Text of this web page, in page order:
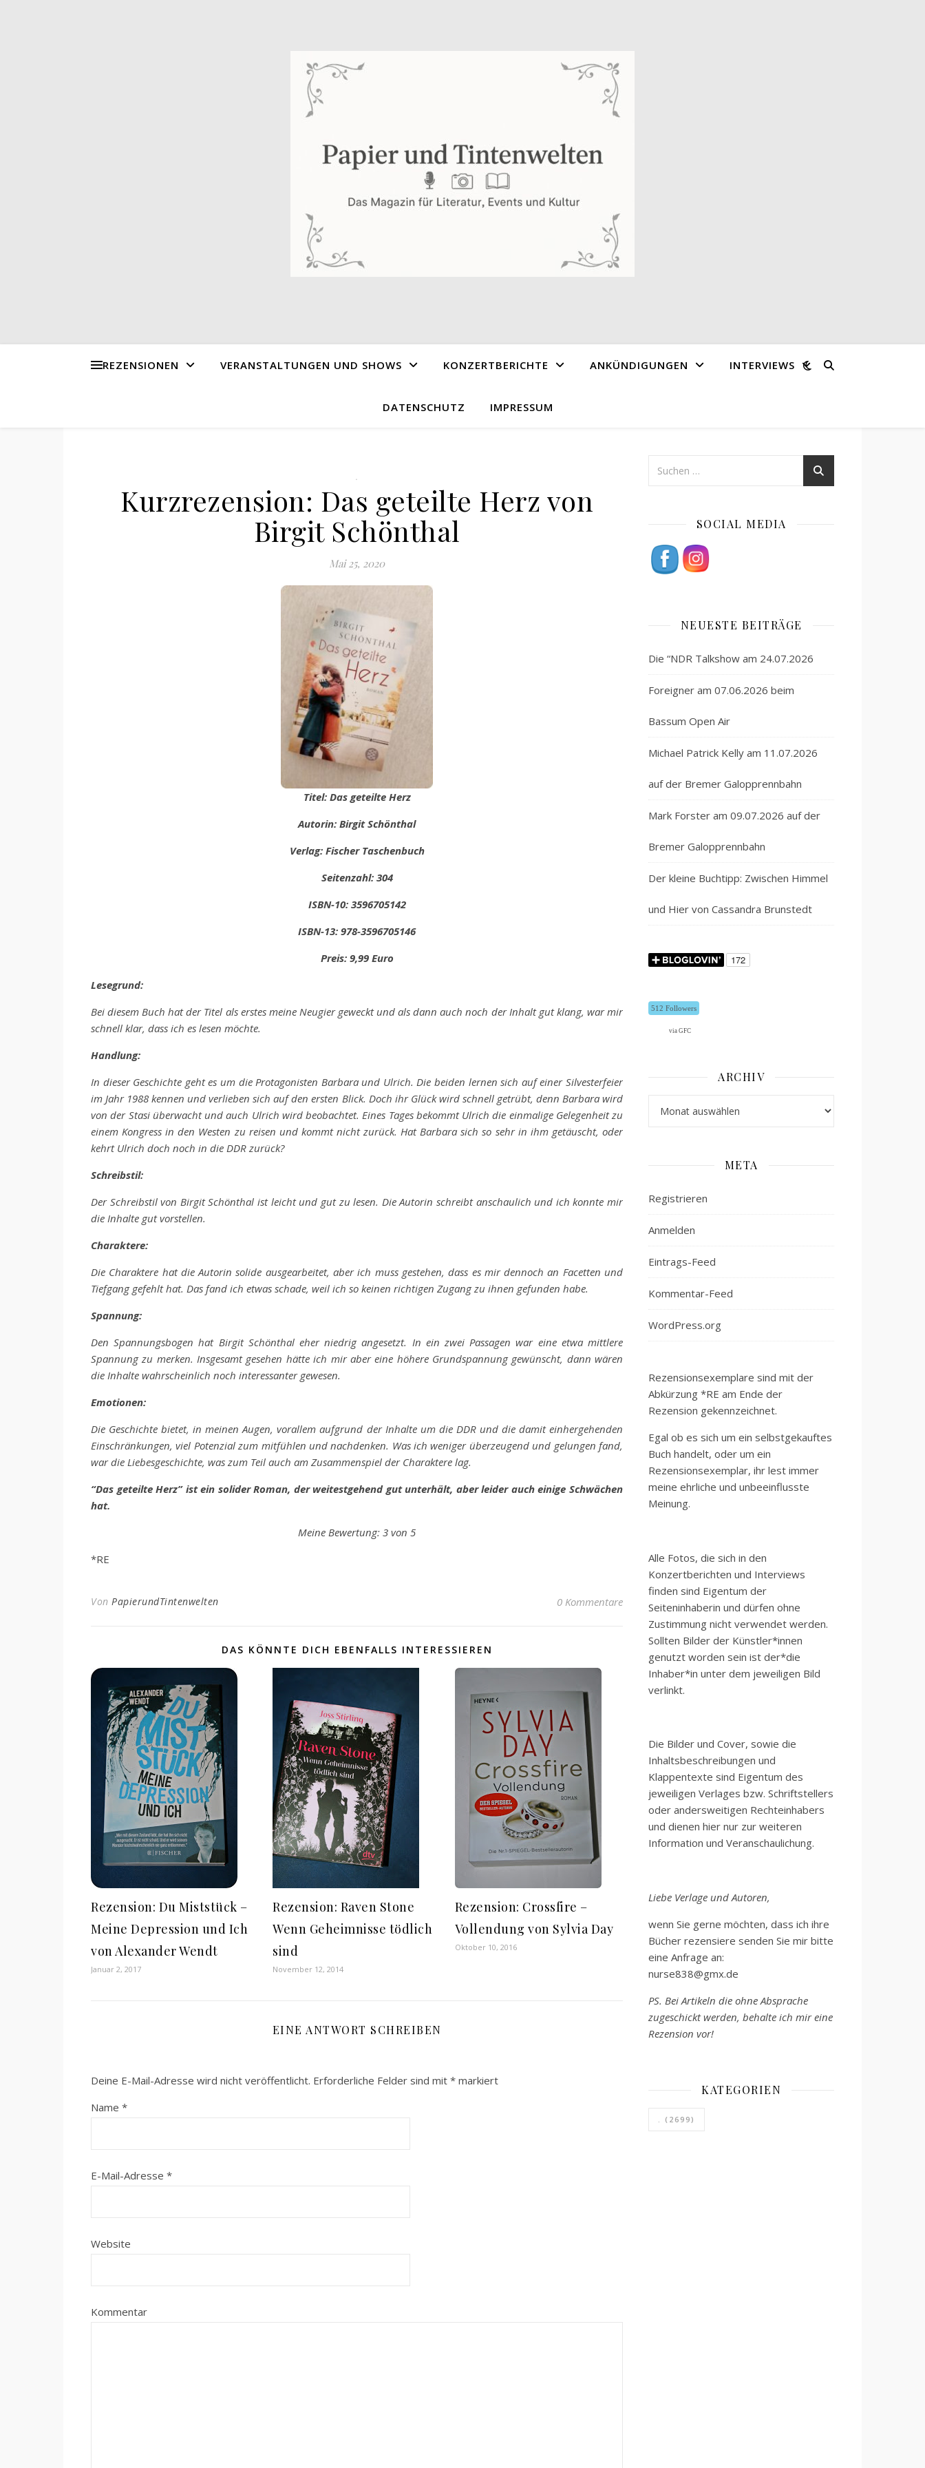
REZENSIONEN VERANSTALTUNGEN UND SHOWS KONZERTBERICHTE ANKÜNDIGUNGEN INTERVIEWS
DATENSCHUTZ IMPRESSUM
.
Kurzrezension: Das geteilte Herz von
Birgit Schönthal
Mai 25, 2020
Titel: Das geteilte Herz
Autorin: Birgit Schönthal
Verlag: Fischer Taschenbuch
Seitenzahl: 304
ISBN-10: 3596705142
ISBN-13: 978-3596705146
Preis: 9,99 Euro
Lesegrund:
Bei diesem Buch hat der Titel als erstes meine Neugier geweckt und als dann auch noch der Inhalt gut klang, war mir
schnell klar, dass ich es lesen möchte.
Handlung:
In dieser Geschichte geht es um die Protagonisten Barbara und Ulrich. Die beiden lernen sich auf einer Silvesterfeier
im Jahr 1988 kennen und verlieben sich auf den ersten Blick. Doch ihr Glück wird schnell getrübt, denn Barbara wird
von der Stasi überwacht und auch Ulrich wird beobachtet. Eines Tages bekommt Ulrich die einmalige Gelegenheit zu
einem Kongress in den Westen zu reisen und kommt nicht zurück. Hat Barbara sich so sehr in ihm getäuscht, oder
kehrt Ulrich doch noch in die DDR zurück?
Schreibstil:
Der Schreibstil von Birgit Schönthal ist leicht und gut zu lesen. Die Autorin schreibt anschaulich und ich konnte mir
die Inhalte gut vorstellen.
Charaktere:
Die Charaktere hat die Autorin solide ausgearbeitet, aber ich muss gestehen, dass es mir dennoch an Facetten und
Tiefgang gefehlt hat. Das fand ich etwas schade, weil ich so keinen richtigen Zugang zu ihnen gefunden habe.
Spannung:
Den Spannungsbogen hat Birgit Schönthal eher niedrig angesetzt. In ein zwei Passagen war eine etwa mittlere
Spannung zu merken. Insgesamt gesehen hätte ich mir aber eine höhere Grundspannung gewünscht, dann wären
die Inhalte wahrscheinlich noch interessanter gewesen.
Emotionen:
Die Geschichte bietet, in meinen Augen, vorallem aufgrund der Inhalte um die DDR und die damit einhergehenden
Einschränkungen, viel Potenzial zum mitfühlen und nachdenken. Was ich weniger überzeugend und gelungen fand,
war die Liebesgeschichte, was zum Teil auch am Zusammenspiel der Charaktere lag.
“Das geteilte Herz” ist ein solider Roman, der weitestgehend gut unterhält, aber leider auch einige Schwächen
hat.
Meine Bewertung: 3 von 5
*RE
Von PapierundTintenwelten 0 Kommentare
DAS KÖNNTE DICH EBENFALLS INTERESSIEREN
Rezension: Du Miststück –
Meine Depression und Ich
von Alexander Wendt
Januar 2, 2017
Rezension: Raven Stone
Wenn Geheimnisse tödlich
sind
November 12, 2014
Rezension: Crossfire –
Vollendung von Sylvia Day
Oktober 10, 2016
EINE ANTWORT SCHREIBEN
Deine E-Mail-Adresse wird nicht veröffentlicht. Erforderliche Felder sind mit * markiert
Name *
E-Mail-Adresse *
Website
Kommentar
SOCIAL MEDIA
NEUESTE BEITRÄGE
Die “NDR Talkshow am 24.07.2026
Foreigner am 07.06.2026 beim
Bassum Open Air
Michael Patrick Kelly am 11.07.2026
auf der Bremer Galopprennbahn
Mark Forster am 09.07.2026 auf der
Bremer Galopprennbahn
Der kleine Buchtipp: Zwischen Himmel
und Hier von Cassandra Brunstedt
512 Followers
via GFC
ARCHIV
META
Registrieren
Anmelden
Eintrags-Feed
Kommentar-Feed
WordPress.org
Rezensionsexemplare sind mit der
Abkürzung *RE am Ende der
Rezension gekennzeichnet.
Egal ob es sich um ein selbstgekauftes
Buch handelt, oder um ein
Rezensionsexemplar, ihr lest immer
meine ehrliche und unbeeinflusste
Meinung.
Alle Fotos, die sich in den
Konzertberichten und Interviews
finden sind Eigentum der
Seiteninhaberin und dürfen ohne
Zustimmung nicht verwendet werden.
Sollten Bilder der Künstler*innen
genutzt worden sein ist der*die
Inhaber*in unter dem jeweiligen Bild
verlinkt.
Die Bilder und Cover, sowie die
Inhaltsbeschreibungen und
Klappentexte sind Eigentum des
jeweiligen Verlages bzw. Schriftstellers
oder andersweitigen Rechteinhabers
und dienen hier nur zur weiteren
Information und Veranschaulichung.
Liebe Verlage und Autoren,
wenn Sie gerne möchten, dass ich ihre
Bücher rezensiere senden Sie mir bitte
eine Anfrage an:
nurse838@gmx.de
PS. Bei Artikeln die ohne Absprache
zugeschickt werden, behalte ich mir eine
Rezension vor!
KATEGORIEN
. (2699)